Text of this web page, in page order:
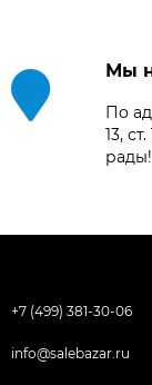
Мы
По
13,
рады!
+7 (499) 381-30-06
info@salebazar.ru